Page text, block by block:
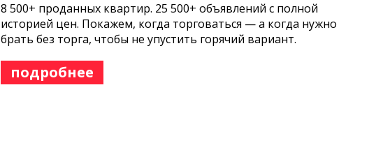
8 500+ проданных квартир. 25 500+ объявлений с полной
историей цен. Покажем, когда торговаться — а когда нужно
брать без торга, чтобы не упустить горячий вариант.
подробнее